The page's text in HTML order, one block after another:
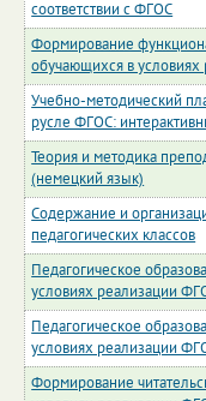
соответствии с ФГОС
Формирование
обучающихся в
Учебно-методический
русле ФГОС:
Теория и методика
(немецкий язык)
Содержание и
педагогических классов
Педагогическое
условиях реализации
Педагогическое
условиях реализации
Формирование